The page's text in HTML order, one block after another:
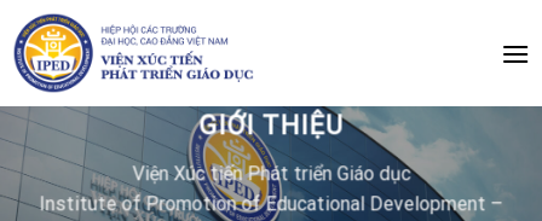
Chuyển
đến
nội
dung
GIỚI THIỆU
Viện Xúc tiến Phát triển Giáo dục
Institute of Promotion of Educational Development –